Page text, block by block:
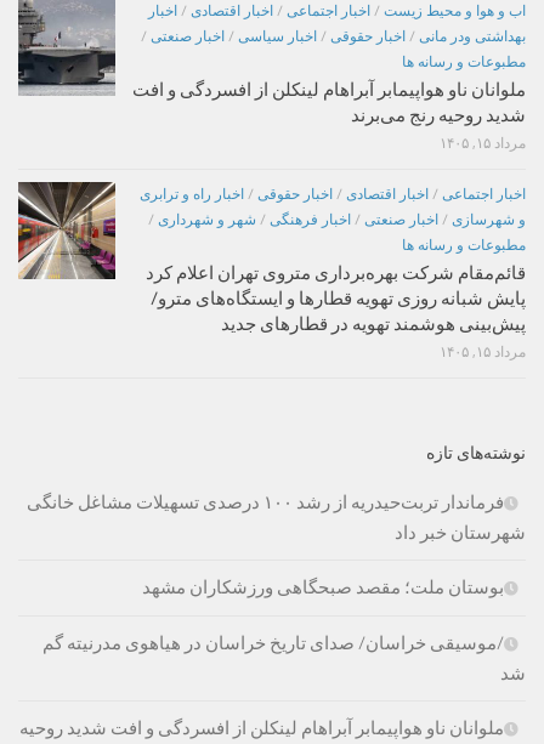
اب و هوا و محیط زیست / اخبار اجتماعی / اخبار اقتصادی / اخبار
بهداشتی ودر مانی / اخبار حقوقی / اخبار سیاسی / اخبار صنعتی /
مطبوعات و رسانه ها
ملوانان ناو هواپیمابر آبراهام لینکلن از افسردگی و افت
شدید روحیه رنج می‌برند
مرداد ۱۵, ۱۴۰۵
اخبار اجتماعی / اخبار اقتصادی / اخبار حقوقی / اخبار راه و ترابری
و شهرسازی / اخبار صنعتی / اخبار فرهنگی / شهر و شهرداری /
مطبوعات و رسانه ها
قائم‌مقام شرکت بهره‌برداری متروی تهران اعلام کرد
پایش شبانه روزی تهویه قطارها و ایستگاه‌های مترو/
پیش‌بینی هوشمند تهویه در قطارهای جدید
مرداد ۱۵, ۱۴۰۵
نوشته‌های تازه
فرماندار تربت‌حیدریه از رشد ۱۰۰ درصدی تسهیلات مشاغل خانگی
شهرستان خبر داد
بوستان ملت؛ مقصد صبحگاهی ورزشکاران مشهد
/موسیقی خراسان/ صدای تاریخ خراسان در هیاهوی مدرنیته گم
شد
ملوانان ناو هواپیمابر آبراهام لینکلن از افسردگی و افت شدید روحیه